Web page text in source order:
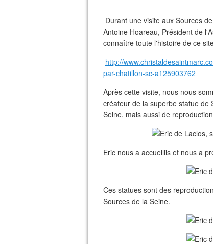
Durant une visite aux Sources
Antoine Hoareau, Président de
connaître toute l'histoire de ce
http://
par-chatillon-sc-a125903762
Après cette visite, nous nous
créateur de la superbe statue
Seine, mais aussi de
Eric nous a accueillis et nous a
Ces statues sont des
Sources de la Seine.